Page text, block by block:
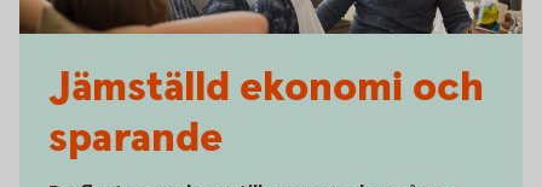
Jämställd ekonomi och
sparande